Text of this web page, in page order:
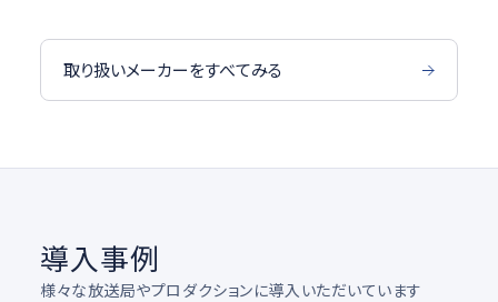
取り扱いメーカーをすべてみる
導入事例
様々な放送局やプロダクションに導入いただいています